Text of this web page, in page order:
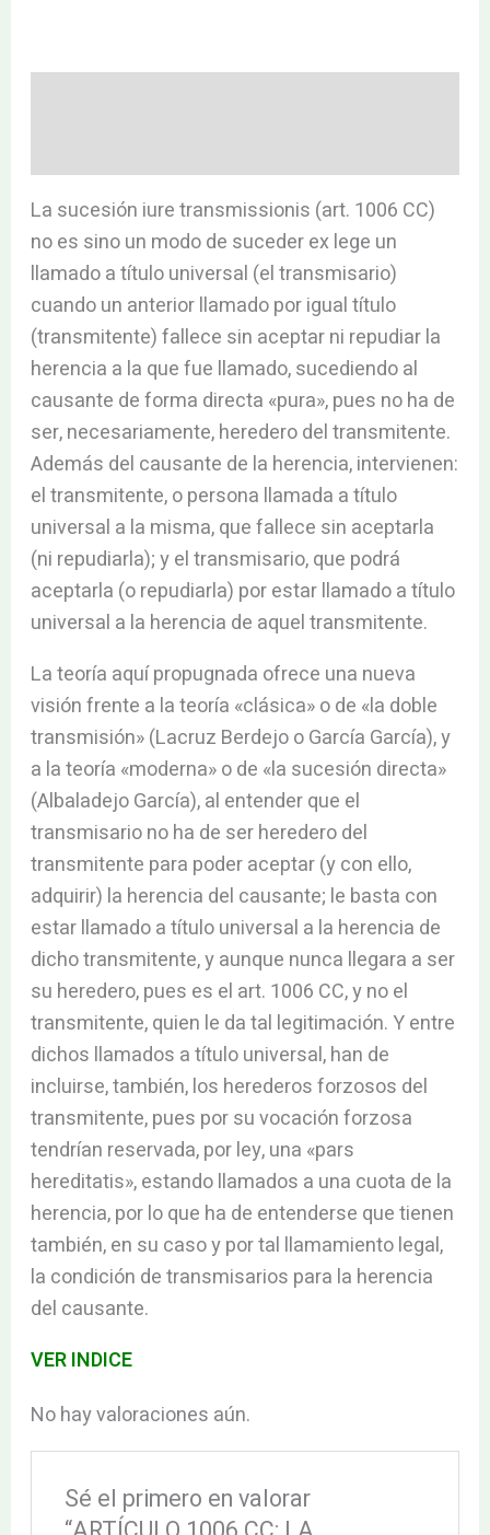
La sucesión iure transmissionis (art. 1006 CC)
no es sino un modo de suceder ex lege un
llamado a título universal (el transmisario)
cuando un anterior llamado por igual título
(transmitente) fallece sin aceptar ni repudiar la
herencia a la que fue llamado, sucediendo al
causante de forma directa «pura», pues no ha de
ser, necesariamente, heredero del transmitente.
Además del causante de la herencia, intervienen:
el transmitente, o persona llamada a título
universal a la misma, que fallece sin aceptarla
(ni repudiarla); y el transmisario, que podrá
aceptarla (o repudiarla) por estar llamado a título
universal a la herencia de aquel transmitente.
La teoría aquí propugnada ofrece una nueva
visión frente a la teoría «clásica» o de «la doble
transmisión» (Lacruz Berdejo o García García), y
a la teoría «moderna» o de «la sucesión directa»
(Albaladejo García), al entender que el
transmisario no ha de ser heredero del
transmitente para poder aceptar (y con ello,
adquirir) la herencia del causante; le basta con
estar llamado a título universal a la herencia de
dicho transmitente, y aunque nunca llegara a ser
su heredero, pues es el art. 1006 CC, y no el
transmitente, quien le da tal legitimación. Y entre
dichos llamados a título universal, han de
incluirse, también, los herederos forzosos del
transmitente, pues por su vocación forzosa
tendrían reservada, por ley, una «pars
hereditatis», estando llamados a una cuota de la
herencia, por lo que ha de entenderse que tienen
también, en su caso y por tal llamamiento legal,
la condición de transmisarios para la herencia
del causante.
VER INDICE
No hay valoraciones aún.
Sé el primero en valorar